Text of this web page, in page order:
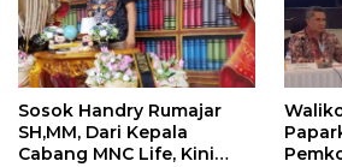
Sosok Handry Rumajar
SH,MM, Dari Kepala
Cabang MNC Life, Kini